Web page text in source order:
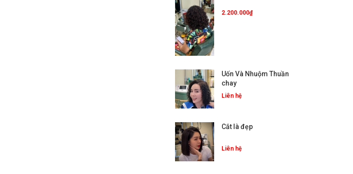
2.200.000₫
Uốn Và Nhuộm Thuần
chay
Liên hệ
Cắt là đẹp
Liên hệ